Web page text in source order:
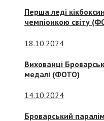
Перша леді
чемпіонкою світу
18.10.2024
Вихованці
медалі (ФОТО)
14.10.2024
Броварський